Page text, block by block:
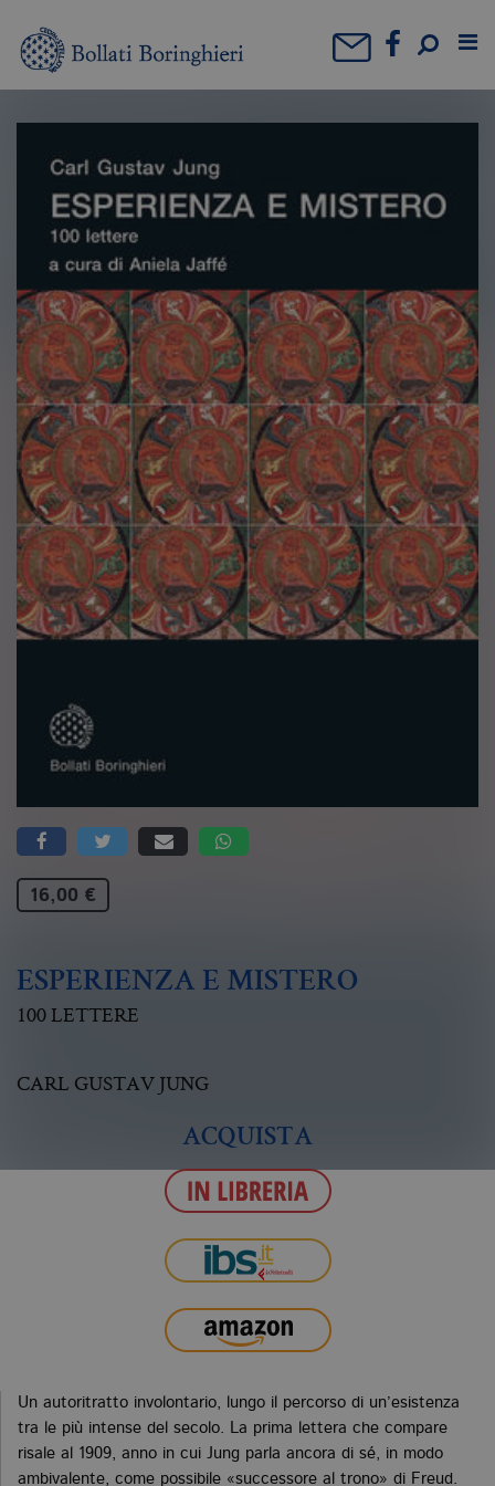
16,00 €
ESPERIENZA E MISTERO
100 LETTERE
CARL GUSTAV JUNG
ACQUISTA
Un autoritratto involontario, lungo il percorso di un’esistenza
tra le più intense del secolo. La prima lettera che compare
risale al 1909, anno in cui Jung parla ancora di sé, in modo
ambivalente, come possibile «successore al trono» di Freud.